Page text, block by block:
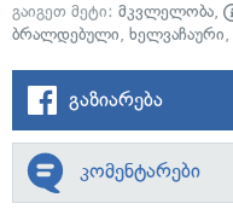
გაიგეთ მეტი: მკვლელობა,
ბრალდებული, ხელვაჩაური,
გაზიარება
კომენტარები